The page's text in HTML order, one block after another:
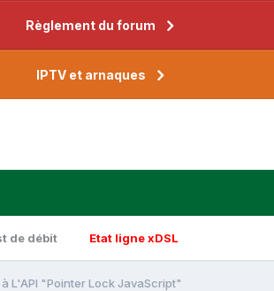
Règlement du forum
IPTV et arnaques
de débit Etat ligne xDSL
L'API "Pointer Lock JavaScript"